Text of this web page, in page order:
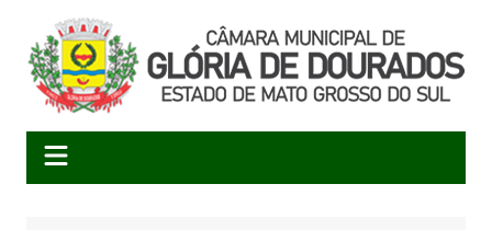
conteúdo